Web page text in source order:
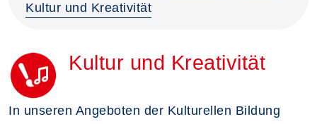
Kultur und Kreativität
Kultur und Kreativität
In unseren Angeboten der Kulturellen Bildung